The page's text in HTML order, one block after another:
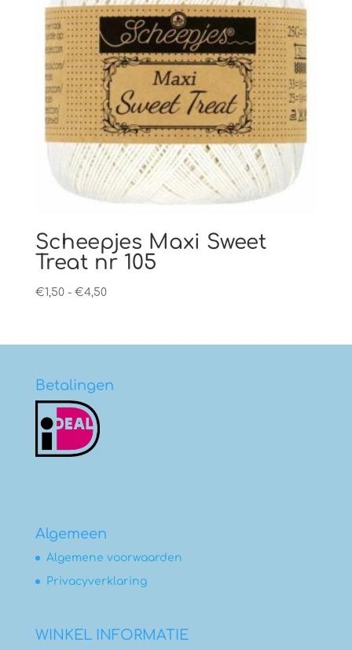
Scheepjes Maxi Sweet
Treat nr 105
€1,50 - €4,50Prijsklasse:
€4,50
Betalingen
Algemeen
Algemene voorwaarden
Privacyverklaring
WINKEL INFORMATIE